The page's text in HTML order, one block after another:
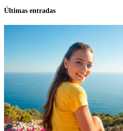
Últimas entradas